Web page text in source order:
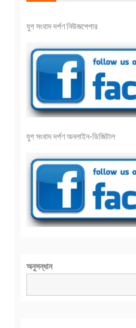
যুগ সংবাদ দর্পণ নিউজপেপার
যুগ সংবাদ দর্পণ অনলাইন-ডিজিটাল
অনুসন্ধান